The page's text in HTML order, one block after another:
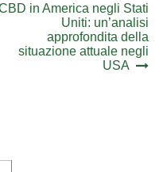
CBD in America negli Stati
Uniti: un’analisi
approfondita della
situazione attuale negli
USA